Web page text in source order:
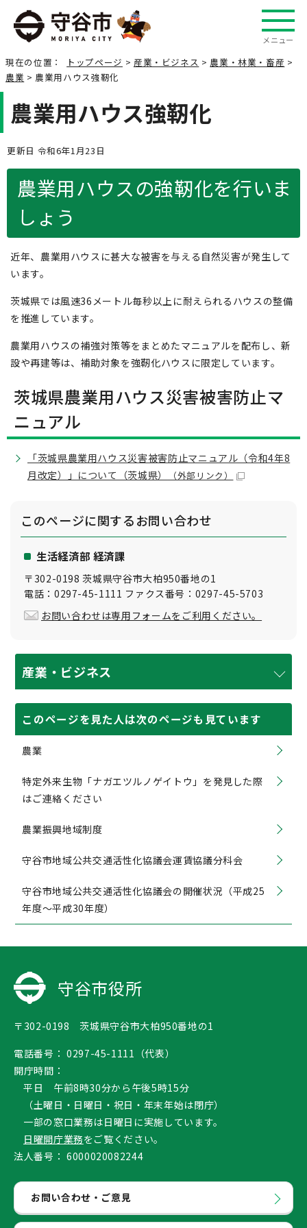
メニュー
現在の位置： トップページ > 産業・ビジネス > 農業・林業・畜産 >
農業 > 農業用ハウス強靭化
農業用ハウス強靭化
更新日 令和6年1月23日
農業用ハウスの強靭化を行いま
しょう
近年、農業用ハウスに甚大な被害を与える自然災害が発生して
います。
茨城県では風速36メートル毎秒以上に耐えられるハウスの整備
を推進しています。
農業用ハウスの補強対策等をまとめたマニュアルを配布し、新
設や再建等は、補助対象を強靭化ハウスに限定しています。
茨城県農業用ハウス災害被害防止マ
ニュアル
「茨城県農業用ハウス災害被害防止マニュアル（令和4年8
月改定）」について（茨城県）
（外部リンク）
このページに関するお問い合わせ
生活経済部 経済課
〒302-0198 茨城県守谷市大柏950番地の1
電話：0297-45-1111 ファクス番号：0297-45-5703
お問い合わせは専用フォームをご利用ください。
産業・ビジネス
このページを見た人は次のページも見ています
農業
特定外来生物「ナガエツルノゲイトウ」を発見した際
はご連絡ください
農業振興地域制度
守谷市地域公共交通活性化協議会運賃協議分科会
守谷市地域公共交通活性化協議会の開催状況（平成25
年度〜平成30年度）
守谷市役所
〒302-0198 茨城県守谷市大柏950番地の1
電話番号： 0297-45-1111（代表）
開庁時間：
平日 午前8時30分から午後5時15分
（土曜日・日曜日・祝日・年末年始は閉庁）
一部の窓口業務は日曜日に実施しています。
日曜開庁業務をご覧ください。
法人番号： 6000020082244
お問い合わせ・ご意見